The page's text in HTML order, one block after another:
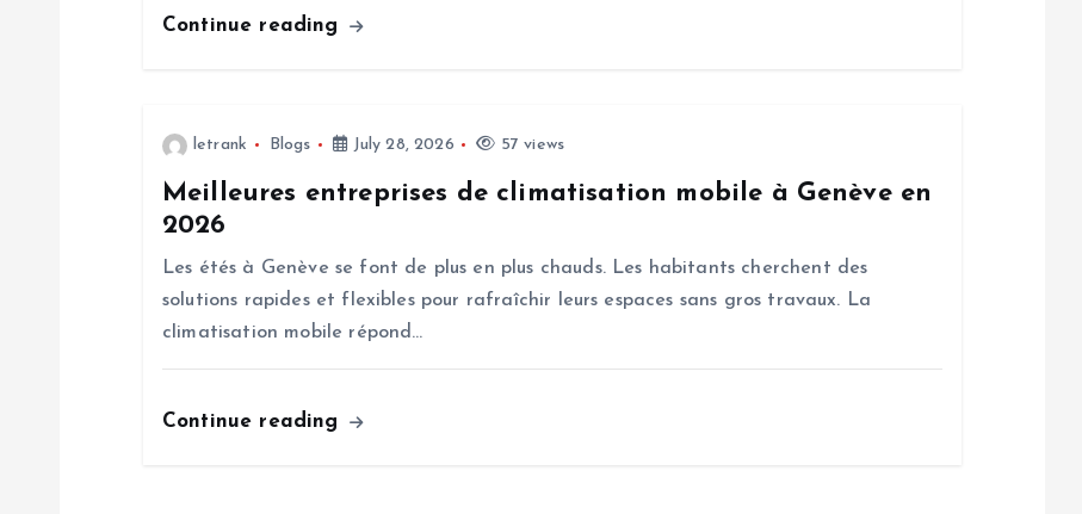
Continue reading
letrank Blogs July 28, 2026 57 views
Meilleures entreprises de climatisation mobile à Genève en
2026
Les étés à Genève se font de plus en plus chauds. Les habitants cherchent des
solutions rapides et flexibles pour rafraîchir leurs espaces sans gros travaux. La
climatisation mobile répond…
Continue reading